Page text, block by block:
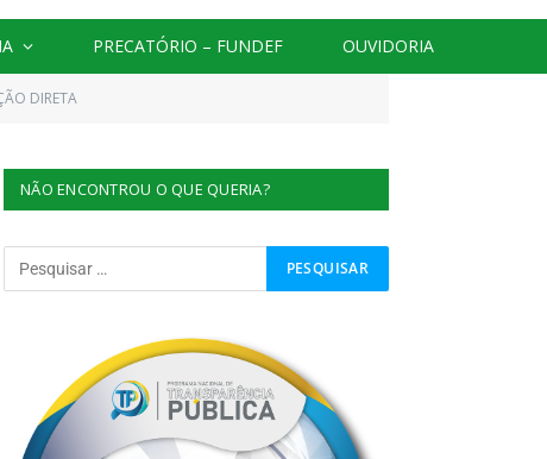
PRECATÓRIO – FUNDEF OUVIDORIA
DIRETA
NÃO ENCONTROU O QUE QUERIA?